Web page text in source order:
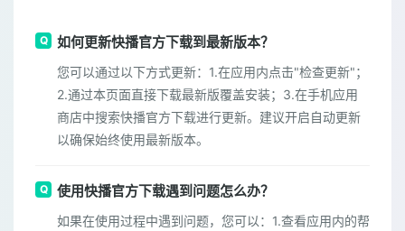
如何更新快播官方下载到最新版本？
您可以通过以下方式更新：1.在应用内点击"检查更新"；
2.通过本页面直接下载最新版覆盖安装；3.在手机应用
商店中搜索快播官方下载进行更新。建议开启自动更新
以确保始终使用最新版本。
使用快播官方下载遇到问题怎么办？
如果在使用过程中遇到问题，您可以：1.查看应用内的帮